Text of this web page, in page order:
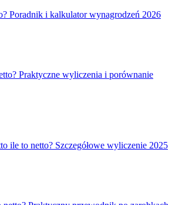
Poradnik i kalkulator wynagrodzeń 2026
Praktyczne wyliczenia i porównanie
ile to netto? Szczegółowe wyliczenie 2025